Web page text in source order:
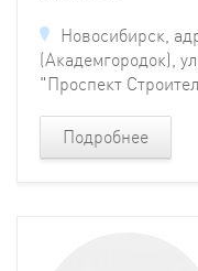
Новосибирск,
(Академгородок),
"Проспект
Подробнее